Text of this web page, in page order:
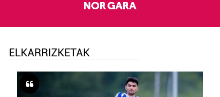
NOR GARA
ELKARRIZKETAK